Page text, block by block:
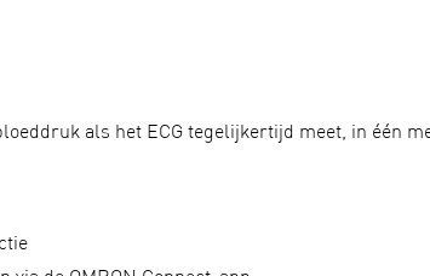
als het ECG tegelijkertijd meet, in één